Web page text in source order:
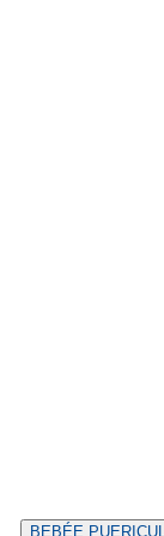
BEBÉE